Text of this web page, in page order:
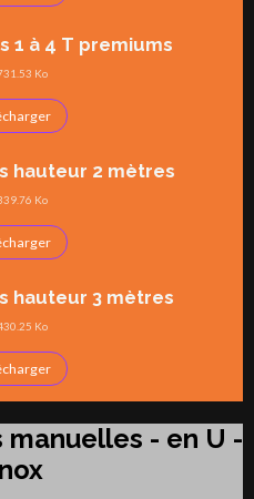
1 à 4 T premiums
Ko
hauteur 2 mètres
Ko
hauteur 3 mètres
Ko
- en U -